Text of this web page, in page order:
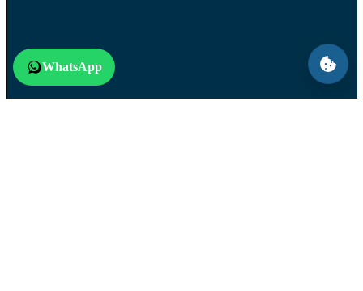
WhatsApp